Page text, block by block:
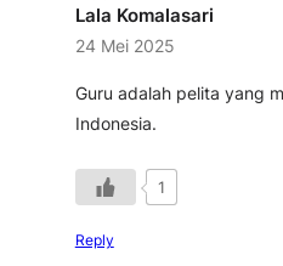
Lala Komalasari
24 Mei 2025
Guru adalah pelita yang
Indonesia.
1
Reply